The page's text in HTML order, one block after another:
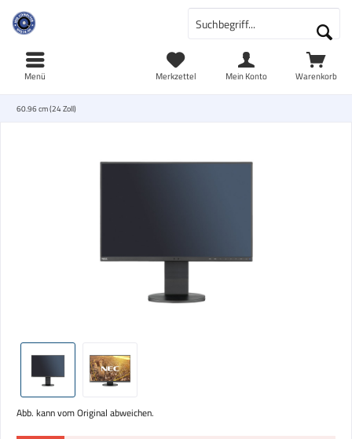
Warenkorb
Merkzettel Mein Konto
Menü
60.96 cm (24 Zoll)
Abb. kann vom Original abweichen.